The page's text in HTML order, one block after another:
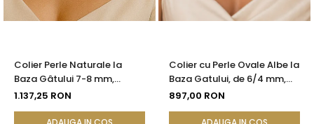
Colier Perle Naturale la
Baza Gâtului 7-8 mm,
Închizătoare Aur 14K |
1.137,25 RON
Colier cu Perle Ovale Albe la
Baza Gatului, de 6/4 mm,
Calitate AAA, Aur 14K |
897,00 RON